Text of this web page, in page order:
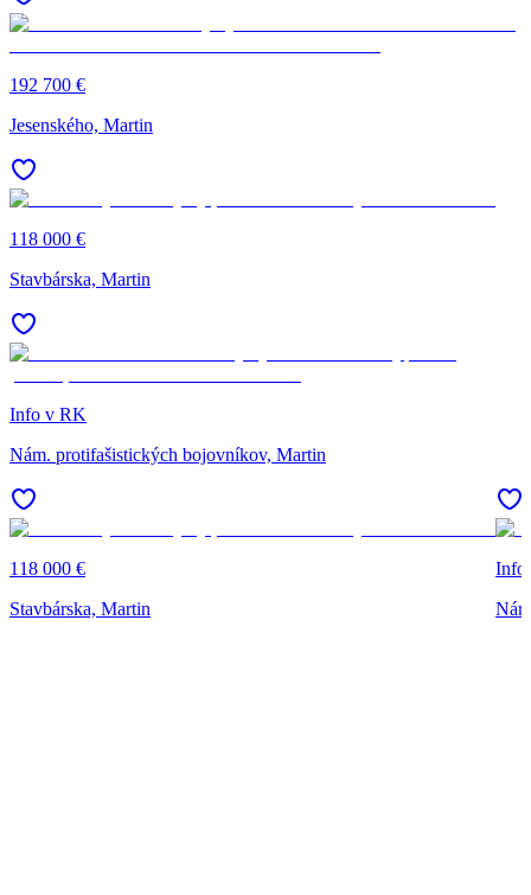
192 700 €
Jesenského, Martin
118 000 €
Stavbárska, Martin
Info v RK
Nám. protifašistických bojovníkov, Martin
118 000 €
Stavbárska, Martin
Info